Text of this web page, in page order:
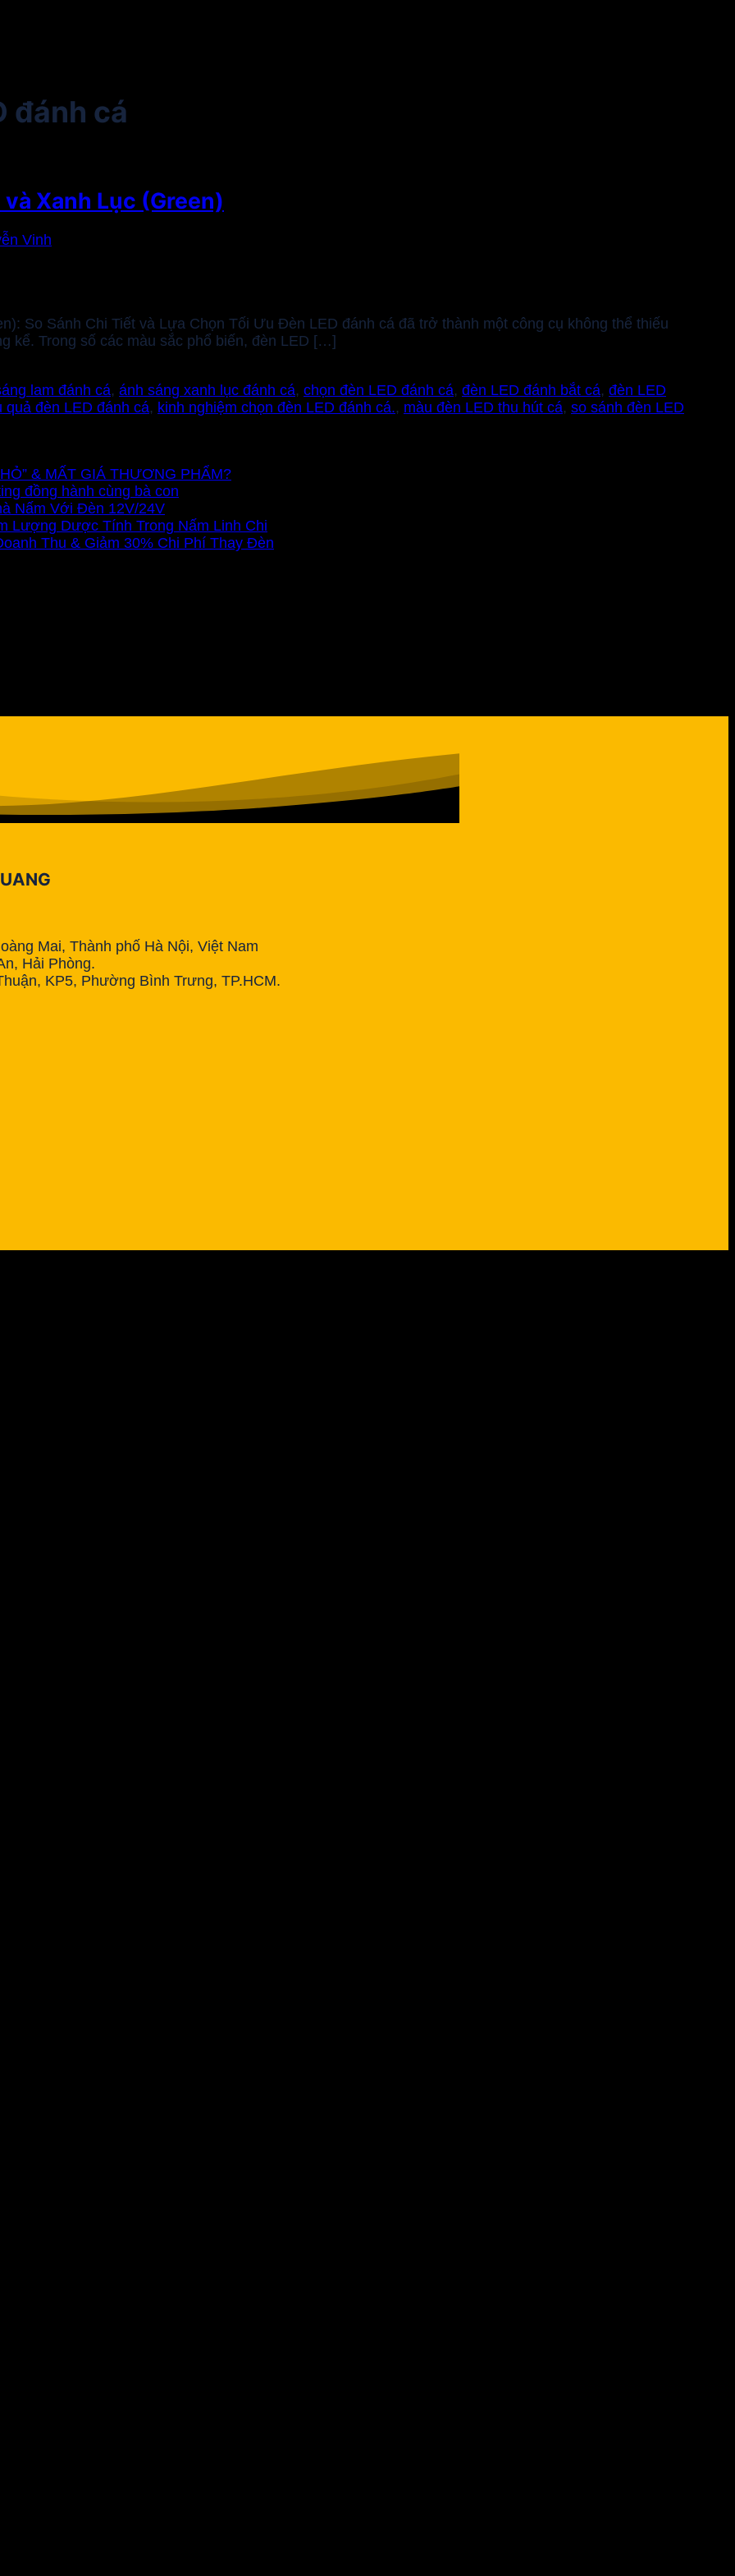
đánh cá
Xanh Lục (Green)
Vinh
So Sánh Chi Tiết và Lựa Chọn Tối Ưu Đèn LED đánh cá đã trở thành một công cụ không thể thiếu
kể. Trong số các màu sắc phổ biến, đèn LED […]
lam đánh cá, ánh sáng xanh lục đánh cá, chọn đèn LED đánh cá, đèn LED đánh bắt cá, đèn LED
quả đèn LED đánh cá, kinh nghiệm chọn đèn LED đánh cá., màu đèn LED thu hút cá, so sánh đèn LED
& MẤT GIÁ THƯƠNG PHẨM?
đồng hành cùng bà con
Nấm Với Đèn 12V/24V
Lượng Dược Tính Trong Nấm Linh Chi
Thu & Giảm 30% Chi Phí Thay Đèn
Mai, Thành phố Hà Nội, Việt Nam
Hải Phòng.
KP5, Phường Bình Trưng, TP.HCM.